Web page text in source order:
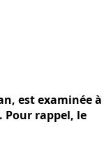
est examinée à
Pour rappel, le